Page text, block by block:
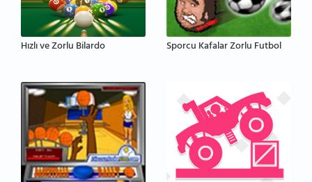
Hızlı ve Zorlu Bilardo Sporcu Kafalar Zorlu Futbol